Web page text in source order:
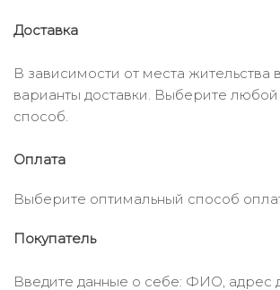
Доставка
В зависимости от места
варианты доставки. Выберите
способ.
Оплата
Выберите оптимальный способ
Покупатель
Введите данные о себе: ФИО, адрес